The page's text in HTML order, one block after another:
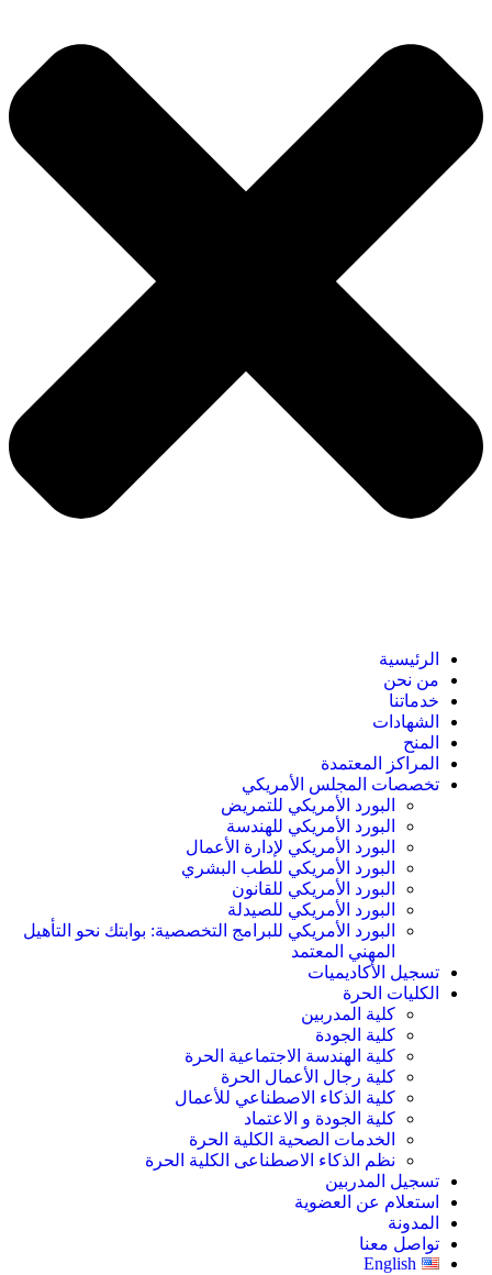
الرئيسية
من نحن
خدماتنا
الشهادات
المنح
المراكز المعتمدة
تخصصات المجلس الأمريكي
البورد الأمريكي للتمريض
البورد الأمريكي للهندسة
البورد الأمريكي لإدارة الأعمال
البورد الأمريكي للطب البشري
البورد الأمريكي للقانون
البورد الأمريكي للصيدلة
البورد الأمريكي للبرامج التخصصية: بوابتك نحو التأهيل
المهني المعتمد
تسجيل الأكاديميات
الكليات الحرة
كلية المدربين
كلية الجودة
كلية الهندسة الاجتماعية الحرة
كلية رجال الأعمال الحرة
كلية الذكاء الاصطناعي للأعمال
كلية الجودة و الاعتماد
الخدمات الصحية الكلية الحرة
نظم الذكاء الاصطناعى الكلية الحرة
تسجيل المدربين
استعلام عن العضوية
المدونة
تواصل معنا
English